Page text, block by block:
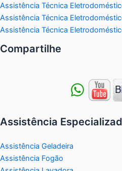
Assistência Técnica
Assistência Técnica
Assistência Técnica
Compartilhe
Assistência
Assistência Geladeira
Assistência Fogão